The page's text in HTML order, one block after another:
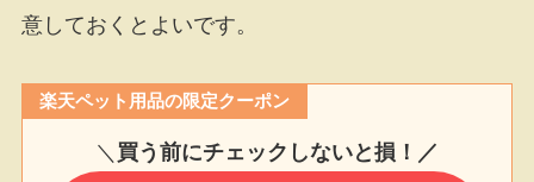
意しておくとよいです。
楽天ペット用品の限定クーポン
＼ 買う前にチェックしないと損！／